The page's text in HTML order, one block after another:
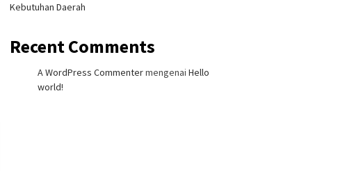
Kebutuhan Daerah
Recent Comments
A WordPress CommentermengenaiHello
world!